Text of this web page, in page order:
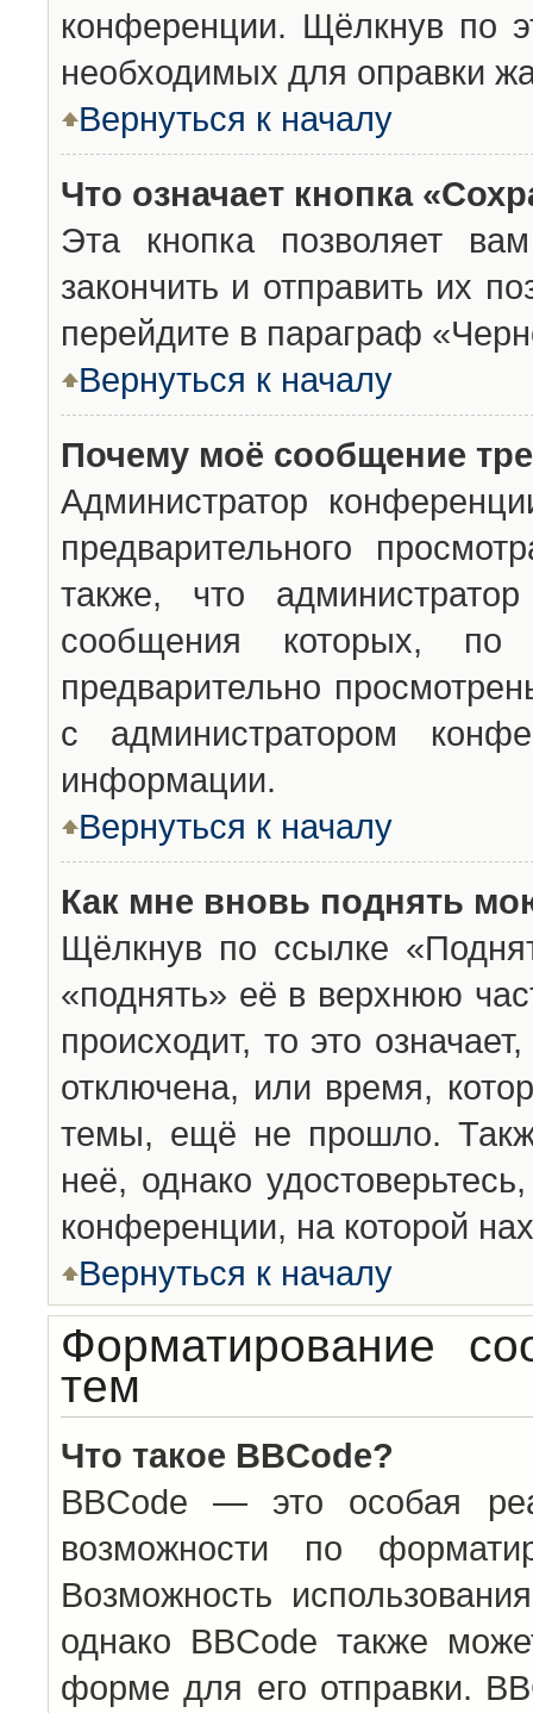
конференции. Щёлкнув по
необходимых для оправки
Вернуться к началу
Что означает кнопка
Эта кнопка позволяет
закончить и отправить их
перейдите в параграф
Вернуться к началу
Почему моё сообщение
Администратор
предварительного
также, что
сообщения которых,
предварительно
с администратором
информации.
Вернуться к началу
Как мне вновь поднять
Щёлкнув по ссылке
«поднять» её в верхнюю
происходит, то это
отключена, или время,
темы, ещё не прошло.
неё, однако
конференции, на которой
Вернуться к началу
Форматирование
тем
Что такое BBCode?
BBCode — это особая
возможности по
Возможность
однако BBCode также
форме для его отправки.